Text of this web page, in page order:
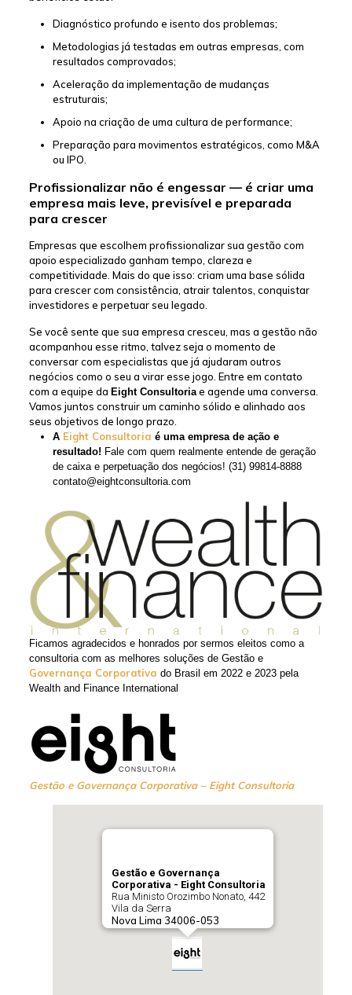
Diagnóstico profundo e isento dos problemas;
Metodologias já testadas em outras empresas, com
resultados comprovados;
Aceleração da implementação de mudanças
estruturais;
Apoio na criação de uma cultura de performance;
Preparação para movimentos estratégicos, como M&A
ou IPO.
Profissionalizar não é engessar — é criar uma
empresa mais leve, previsível e preparada
para crescer
Empresas que escolhem profissionalizar sua gestão com
apoio especializado ganham tempo, clareza e
competitividade. Mais do que isso: criam uma base sólida
para crescer com consistência, atrair talentos, conquistar
investidores e perpetuar seu legado.
Se você sente que sua empresa cresceu, mas a gestão não
acompanhou esse ritmo, talvez seja o momento de
conversar com especialistas que já ajudaram outros
negócios como o seu a virar esse jogo. Entre em contato
com a equipe da Eight Consultoriae agende uma conversa.
Vamos juntos construir um caminho sólido e alinhado aos
seus objetivos de longo prazo.
A Eight Consultoria é uma empresa de ação e
resultado! Fale com quem realmente entende de geração
de caixa e perpetuação dos negócios! (31) 99814-8888
contato@eightconsultoria.com
Ficamos agradecidos e honrados por sermos eleitos como a
consultoria com as melhores soluções de Gestão e
Governança Corporativa do Brasil em 2022 e 2023 pela
Wealth and Finance International
Gestão e Governança Corporativa – Eight Consultoria
Gestão e Governança
Corporativa - Eight Consultoria
Rua Ministo Orozimbo Nonato, 442
Vila da Serra
Nova Lima 34006-053
Telefone:(31) 99814-8888